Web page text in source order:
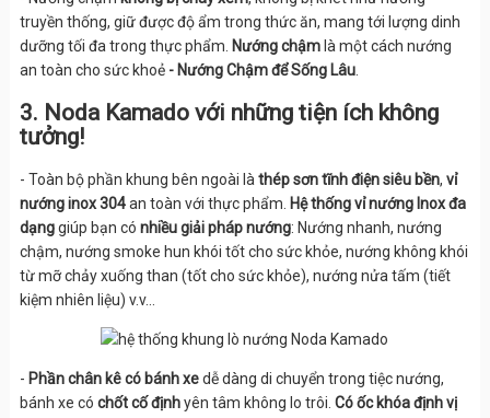
truyền thống, giữ được độ ẩm trong thức ăn, mang tới lượng dinh
dưỡng tối đa trong thực phẩm. Nướng chậmlà một cách nướng
an toàn cho sức khoẻ - Nướng Chậm để Sống Lâu.
3. Noda Kamado với những tiện ích không
tưởng!
- Toàn bộ phần khung bên ngoài làthép sơn tĩnh điện siêu bền, vỉ
nướng inox 304an toàn với thực phẩm. Hệ thống vỉ nướng Inox đa
dạnggiúp bạn có nhiều giải pháp nướng: Nướng nhanh, nướng
chậm, nướng smoke hun khói tốt cho sức khỏe, nướng không khói
từ mỡ chảy xuống than (tốt cho sức khỏe), nướng nửa tấm (tiết
kiệm nhiên liệu) v.v…
- Phần chân kê có bánh xedễ dàng di chuyển trong tiệc nướng,
bánh xe có chốt cố địnhyên tâm không lo trôi. Có ốc khóa định vị